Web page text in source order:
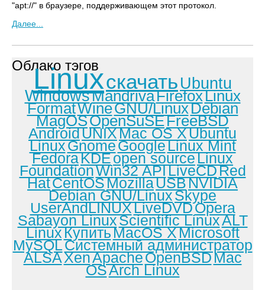
"apt://" в браузере, поддерживающем этот протокол.
Далее...
Облако тэгов
Linuxскачать Ubuntu
WindowsMandrivaFirefoxLinux
FormatWineGNU/LinuxDebian
MagOSOpenSuSEFreeBSD
AndroidUNIXMac OS XUbuntu
LinuxGnomeGoogleLinux Mint
FedoraKDEopen sourceLinux
FoundationWin32 APILiveCDRed
HatCentOSMozillaUSBNVIDIA
Debian GNU/LinuxSkype
UserAndLINUXLiveDVDOpera
Sabayon LinuxScientific LinuxALT
LinuxКупитьMacOS XMicrosoft
MySQLСистемный администратор
ALSAXenApacheOpenBSDMac
OSArch Linux